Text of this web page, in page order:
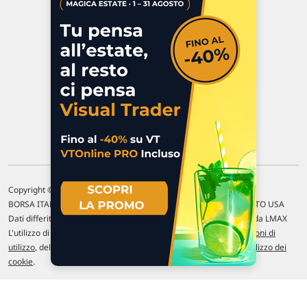
47923 Rimini
P.IVA 02 452 460 401
Chi siamo
Commenti e segnalazioni
Contattaci
Copyright © 1996-2026 Traderlink Italia s.r.l.
BORSA ITALIANA Quotazioni di borsa differite di 15 min. / MERCATO USA
Dati differiti di 15 min. (fonte Intrinio) / FOREX Quotazioni fornite da LMAX
L'utilizzo di questo sito implica l'accettazione delle nostreCondizioni di
utilizzo, del Politiche sulla privacye dell'Utilizzo dei
cookie.